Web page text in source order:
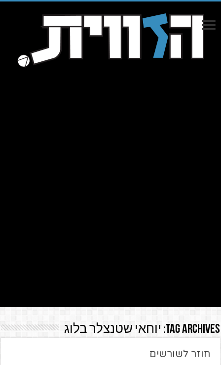
Tag Archives: יוחאי שטנצלר בלוג
חוזר לשורשים